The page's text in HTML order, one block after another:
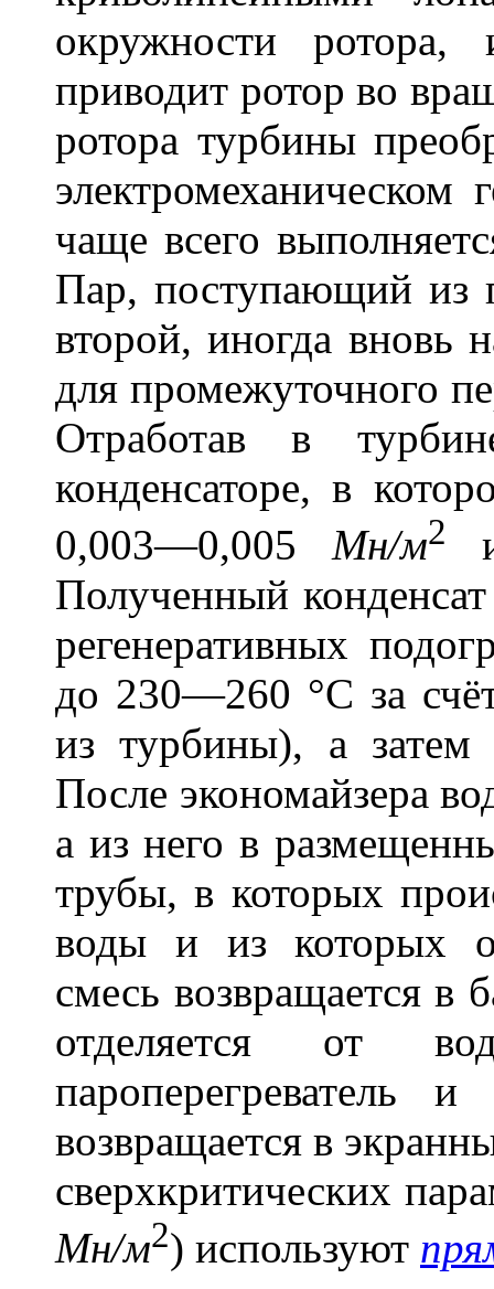
окружности
приводит ротор во
ротора турбины
электромеханическом
чаще всего
Пар, поступающий из
второй, иногда вновь
для промежуточного
Отработав в
конденсаторе, в
0,003—0,005 Мн/м2
Полученный
регенеративных
до 230—260 °С за
из турбины), а
После экономайзера
а из него в
трубы, в которых
воды и из которых
смесь возвращается в
отделяется от
пароперегреватель
возвращается в
сверхкритических
Мн/м2) используют